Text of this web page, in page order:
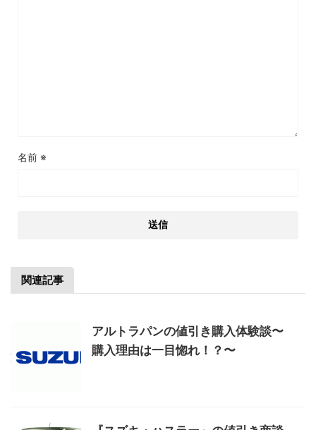
名前 ※
関連記事
アルトラパンの値引き購入体験談〜
購入理由は一目惚れ！？〜